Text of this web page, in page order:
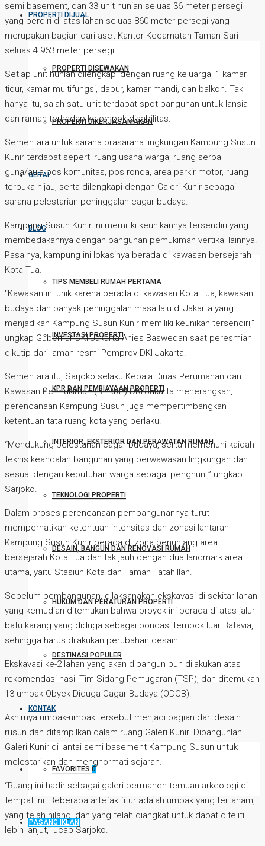
PROPERTI DIJUAL
PROPERTI DISEWAKAN
PROPERTI DIKERJASAMAKAN
GERAI
BLOG
TIPS MEMBELI RUMAH PERTAMA
INVESTASI PROPERTI
KPR DAN PEMBIAYAAN PROPERTI
INTERIOR, EKSTERIOR DAN PERAWATAN RUMAH
TEKNOLOGI PROPERTI
DESAIN, BANGUN DAN RENOVASI RUMAH
HUKUM DAN PERATURAN PROPERTI
DESTINASI POPULER
KONTAK
FAVORITES 0
PASANG IKLAN
semi basement, dan 33 unit hunian seluas 36 meter persegi
yang berdiri di atas lahan seluas 860 meter persegi yang
merupakan bagian dari aset Kantor Kecamatan Taman Sari
seluas 4.963 meter persegi.
Setiap unit hunian dilengkapi dengan ruang keluarga, 1 kamar
tidur, kamar multifungsi, dapur, kamar mandi, dan balkon. Tak
hanya itu, salah satu unit terdapat spot bangunan untuk lansia
dan ramah terhadap kelompok disabilitas.
Sementara untuk sarana prasarana lingkungan Kampung Susun
Kunir terdapat seperti ruang usaha warga, ruang serba
guna/aula pos komunitas, pos ronda, area parkir motor, ruang
terbuka hijau, serta dilengkapi dengan Galeri Kunir sebagai
sarana pelestarian peninggalan cagar budaya.
Kampung Susun Kunir ini memiliki keunikannya tersendiri yang
membedakannya dengan bangunan pemukiman vertikal lainnya.
Pasalnya, kampung ini lokasinya berada di kawasan bersejarah
Kota Tua.
“Kawasan ini unik karena berada di kawasan Kota Tua, kawasan
budaya dan banyak peninggalan masa lalu di Jakarta yang
menjadikan Kampung Susun Kunir memiliki keunikan tersendiri,”
ungkap Gubernur DKI Jakarta Anies Baswedan saat peresmian
dikutip dari laman resmi Pemprov DKI Jakarta.
Sementara itu, Sarjoko selaku Kepala Dinas Perumahan dan
Kawasan Permukiman (DPRKP) DKI Jakarta menerangkan,
perencanaan Kampung Susun juga mempertimbangkan
ketentuan tata ruang kota yang berlaku.
“Mendukung pelestarian cagar budaya, serta memenuhi kaidah
teknis keandalan bangunan yang berwawasan lingkungan dan
sesuai dengan kebutuhan warga sebagai penghuni,” ungkap
Sarjoko.
Dalam proses perencanaan pembangunannya turut
memperhatikan ketentuan intensitas dan zonasi lantaran
Kampung Susun Kunir berada di zona penunjang area
bersejarah Kota Tua dan tak jauh dengan dua landmark area
utama, yaitu Stasiun Kota dan Taman Fatahillah.
Sebelum pembangunan, dilaksanakan ekskavasi di sekitar lahan
yang kemudian ditemukan bahwa proyek ini berada di atas jalur
batu karang yang diduga sebagai pondasi tembok luar Batavia,
sehingga harus dilakukan perubahan desain.
Ekskavasi ke-2 lahan yang akan dibangun pun dilakukan atas
rekomendasi hasil Tim Sidang Pemugaran (TSP), dan ditemukan
13 umpak Obyek Diduga Cagar Budaya (ODCB).
Akhirnya umpak-umpak tersebut menjadi bagian dari desain
rusun dan ditampilkan dalam ruang Galeri Kunir. Dibangunlah
Galeri Kunir di lantai semi basement Kampung Susun untuk
melestarikan dan menghormati sejarah.
“Ruang ini hadir sebagai galeri permanen temuan arkeologi di
tempat ini. Beberapa artefak fitur adalah umpak yang tertanam,
yang telah hilang, dan yang telah diangkat untuk dapat diteliti
lebih lanjut,” ucap Sarjoko.